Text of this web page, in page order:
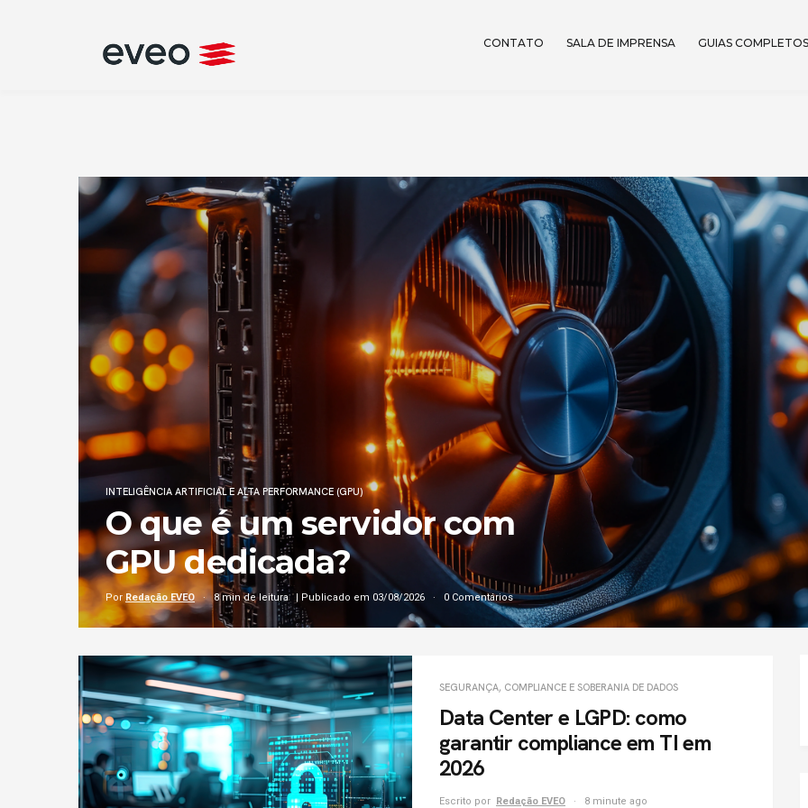
CONTATO SALA DE IMPRENSA GUIAS COMPLETOS
INTELIGÊNCIA ARTIFICIAL E ALTA PERFORMANCE (GPU)
Onde alugar GPU com data
center no Brasil
Por Redação EVEO 9 min de leitura | Publicado em 05/08/2026 0 Comentários
SEGURANÇA, COMPLIANCE E SOBERANIA DE DADOS
Data Center e LGPD: como
garantir compliance em TI em
2026
Escrito por Redação EVEO 8 minute ago